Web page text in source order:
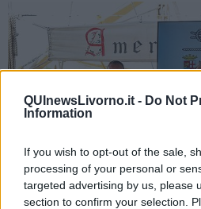
QUInewsLivorno.it - Do Not
Information
If you wish to opt-out of the sale,
processing of your personal or
targeted advertising by us, please
section to confirm your selection.